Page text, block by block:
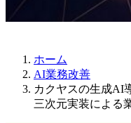
ホーム
AI業務改善
カクヤスの生成AI
三次元実装による